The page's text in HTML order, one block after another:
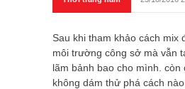
Sau khi tham khảo cách mix
môi trường công sở mà vẫn
lãm bảnh bao cho mình. còn
không dám thử phá cách